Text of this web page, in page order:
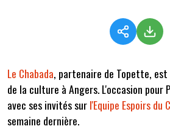
Le Chabada, partenaire de Topette,
de la culture à Angers. L'occasion
avec ses invités surl'Equipe Espoirs du
semaine dernière.